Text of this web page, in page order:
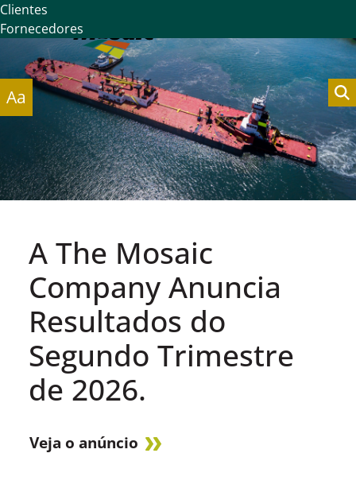
Clientes
Fornecedores
Aa
A The Mosaic
Company Anuncia
Resultados do
Segundo Trimestre
de 2026.
Veja o anúncio